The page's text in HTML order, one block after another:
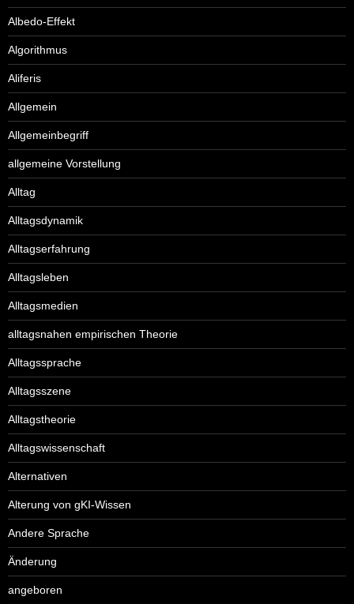
Albedo-Effekt
Algorithmus
Aliferis
Allgemein
Allgemeinbegriff
allgemeine Vorstellung
Alltag
Alltagsdynamik
Alltagserfahrung
Alltagsleben
Alltagsmedien
alltagsnahen empirischen Theorie
Alltagssprache
Alltagsszene
Alltagstheorie
Alltagswissenschaft
Alternativen
Alterung von gKI-Wissen
Andere Sprache
Änderung
angeboren